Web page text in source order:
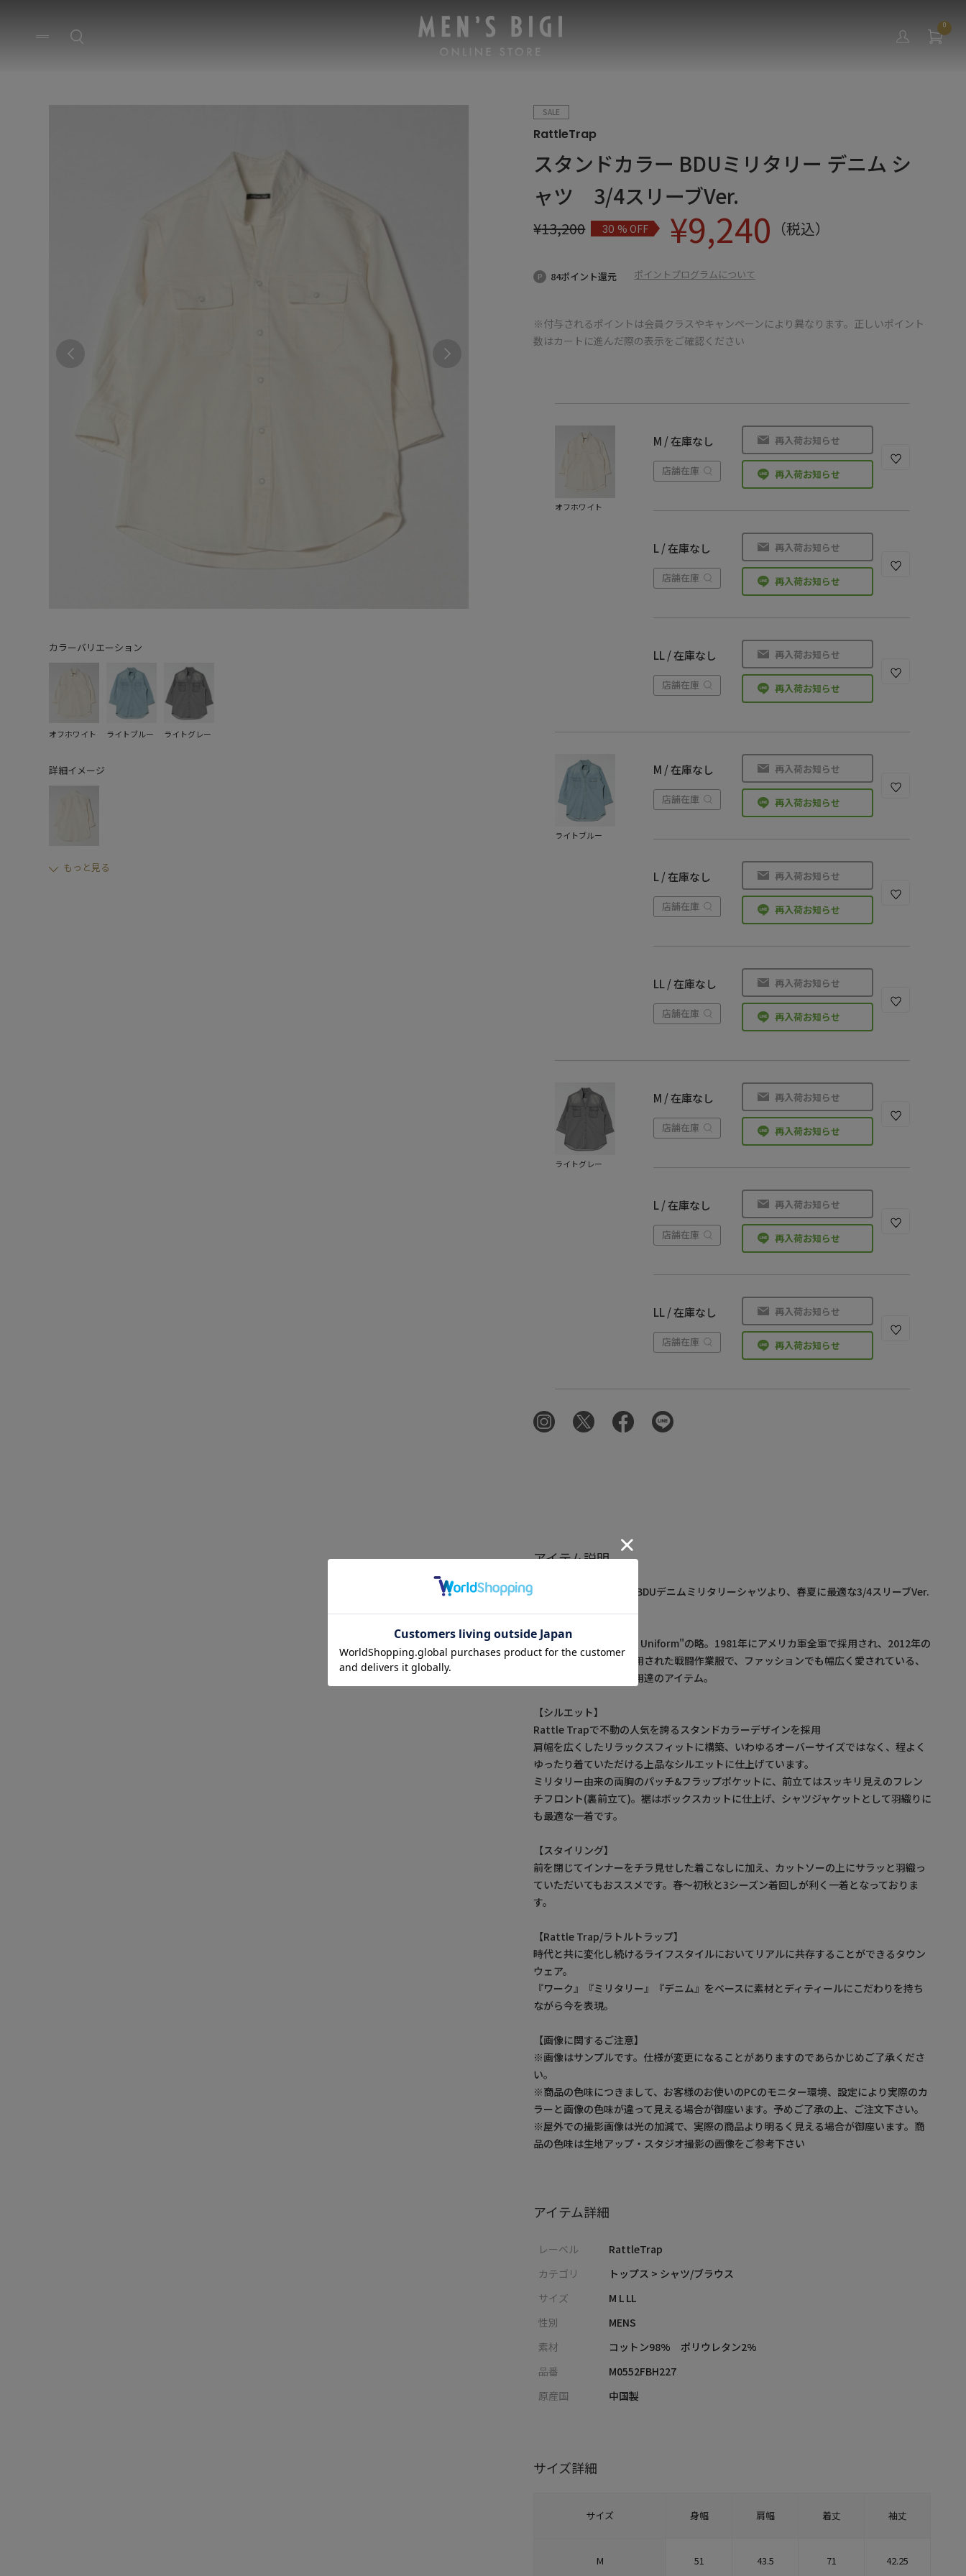
0
カラーバリエーション
オフホワイト ライトブルー ライトグレー
詳細イメージ
もっと見る
SALE
RattleTrap
スタンドカラー BDUミリタリー デニム シ
ャツ 3/4スリーブVer.
¥13,200 30% OFF ¥9,240 （税込）
84ポイント還元 ポイントプログラムについて
※付与されるポイントは会員クラスやキャンペーンにより異なります。正しいポイント
数はカートに進んだ際の表示をご確認ください
オフホワイト
M / 在庫なし
店舗在庫
再入荷お知らせ
再入荷お知らせ
L / 在庫なし
店舗在庫
再入荷お知らせ
再入荷お知らせ
LL / 在庫なし
店舗在庫
再入荷お知らせ
再入荷お知らせ
ライトブルー
M / 在庫なし
店舗在庫
再入荷お知らせ
再入荷お知らせ
L / 在庫なし
店舗在庫
再入荷お知らせ
再入荷お知らせ
LL / 在庫なし
店舗在庫
再入荷お知らせ
再入荷お知らせ
ライトグレー
M / 在庫なし
店舗在庫
再入荷お知らせ
再入荷お知らせ
L / 在庫なし
店舗在庫
再入荷お知らせ
再入荷お知らせ
LL / 在庫なし
店舗在庫
再入荷お知らせ
再入荷お知らせ
アイテム説明
人気のスタンドカラー BDUデニムミリタリーシャツより、春夏に最適な3/4スリーブVer.
BDUとは"Battle Dress Uniform"の略。1981年にアメリカ軍全軍で採用され、2012年の
海軍の使用終了まで使用された戦闘作業服で、ファッションでも幅広く愛されている、
ミリタリー好きには御用達のアイテム。
【シルエット】
Rattle Trapで不動の人気を誇るスタンドカラーデザインを採用
肩幅を広くしたリラックスフィットに構築、いわゆるオーバーサイズではなく、程よく
ゆったり着ていただける上品なシルエットに仕上げています。
ミリタリー由来の両胸のパッチ&フラップポケットに、前立てはスッキリ見えのフレン
チフロント(裏前立て)。裾はボックスカットに仕上げ、シャツジャケットとして羽織りに
も最適な一着です。
【スタイリング】
前を閉じてインナーをチラ見せした着こなしに加え、カットソーの上にサラッと羽織っ
ていただいてもおススメです。春～初秋と3シーズン着回しが利く一着となっておりま
す。
【Rattle Trap/ラトルトラップ】
時代と共に変化し続けるライフスタイルにおいてリアルに共存することができるタウン
ウェア。
『ワーク』『ミリタリー』『デニム』をベースに素材とディティールにこだわりを持ち
ながら今を表現。
【画像に関するご注意】
※画像はサンプルです。仕様が変更になることがありますのであらかじめご了承くださ
い。
※商品の色味につきまして、お客様のお使いのPCのモニター環境、設定により実際のカ
ラーと画像の色味が違って見える場合が御座います。予めご了承の上、ご注文下さい。
※屋外での撮影画像は光の加減で、実際の商品より明るく見える場合が御座います。商
品の色味は生地アップ・スタジオ撮影の画像をご参考下さい
アイテム詳細
レーベル
RattleTrap
カテゴリ
トップス > シャツ/ブラウス
サイズ
M L LL
性別
MENS
素材
コットン98% ポリウレタン2%
品番
M0552FBH227
原産国
中国製
サイズ詳細
サイズ 身幅 肩幅 着丈 袖丈
M 51 43.5 71 42.25